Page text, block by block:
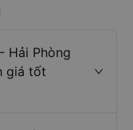
Hải Phòng
giá tốt